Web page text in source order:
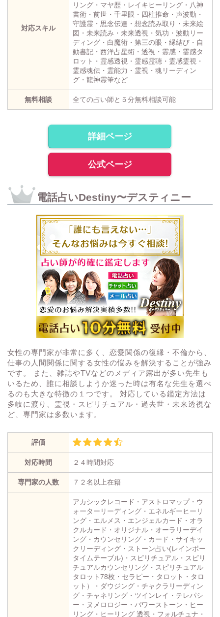
対応スキル
リング・マヤ歴・レイキヒーリング・八神
書術・前世・千里眼・四柱推命・声波動・
守護霊・思念伝達・想念読み取り・未来絵
図・未来読み・未来透視・気功・波動リー
ディング・白魔術・第三の眼・縁結び・自
動書記・西洋占星術・透視・霊感・霊感タ
ロット・霊感透視・霊感霊聴・霊感霊視・
霊感魂伝・霊能力・霊視・魂リーディン
グ・龍神霊筆など
無料相談 全ての占い師と５分無料相談可能
詳細ページ
公式ページ
電話占いDestiny〜デスティニー
女性の専門家が非常に多く、恋愛関係の復縁・不倫から、
仕事の人間関係に関する女性の悩みを解決することが強み
です。 また、雑誌やTVなどのメディア露出が多い先生も
いるため、誰に相談しようか迷った時は有名な先生を選べ
るのも大きな特徴の１つです。 対応している鑑定方法は
多岐に渡り、霊視・スピリチュアル・過去世・未来透視な
ど、専門家は多数います。
評価
対応時間 ２４時間対応
専門家の人数 ７２名以上在籍
アカシックレコード・アストロマップ・ウ
ォーターリーディング・エネルギーヒーリ
ング・エルメス・エンジェルカード・オラ
クルカード・オリジナル・オーラリーデイ
ング・カウンセリング・カード・サイキッ
クリーディング・ストーン占い(レインボー
タイムテーブル)・スピリチュアル・スピリ
チュアルカウンセリング・スピリチュアル
タロット78枚・セラピー・タロット・タロ
ット）・ダウジング・チャクラリーディン
グ・チャネリング・ツインレイ・テレパシ
ー・ヌメロロジー・パワーストーン・ヒー
リング・ヒーリング 透視・フォルチュナ・